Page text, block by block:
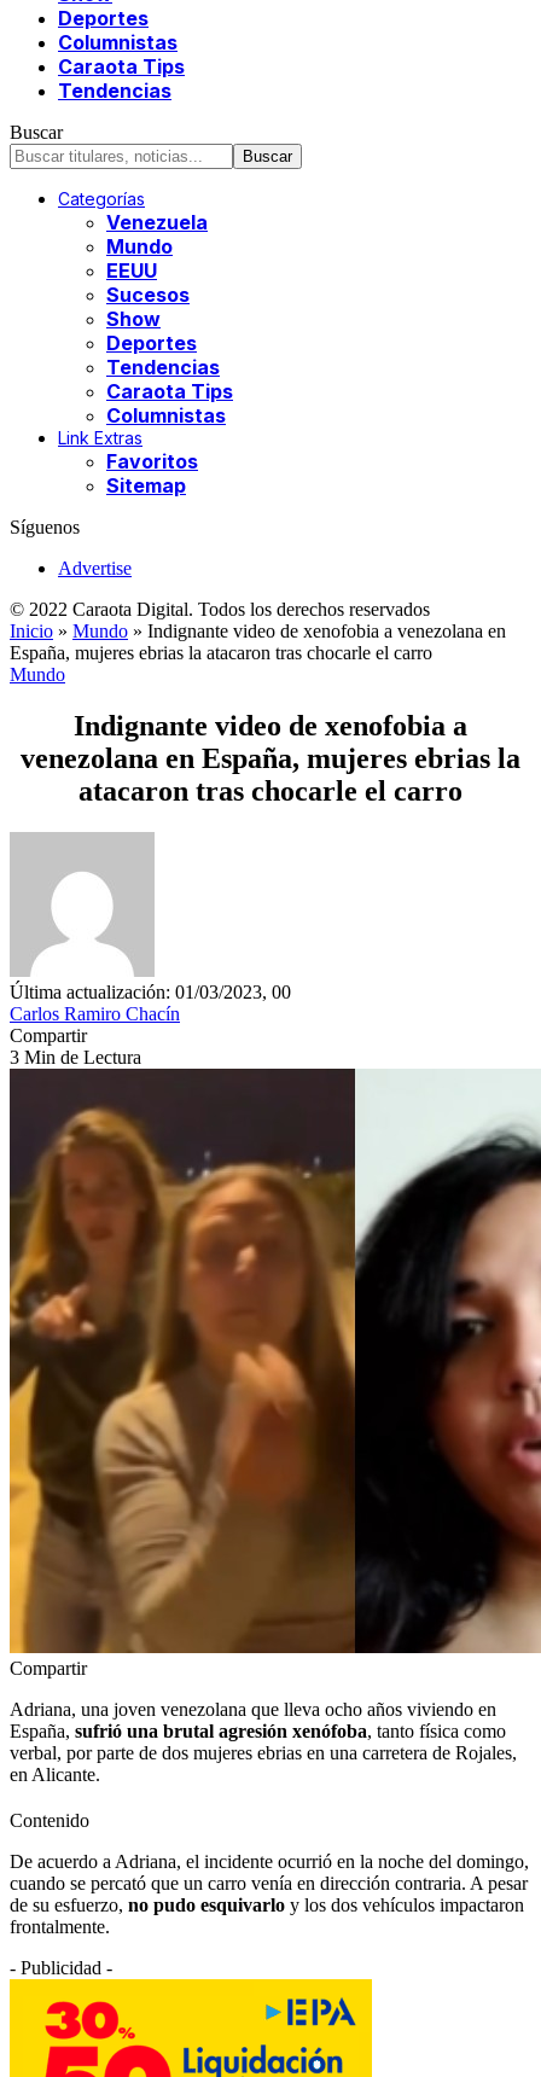
Deportes
Columnistas
Caraota Tips
Tendencias
Buscar
Categorías
Venezuela
Mundo
EEUU
Sucesos
Show
Deportes
Tendencias
Caraota Tips
Columnistas
Link Extras
Favoritos
Sitemap
Síguenos
Advertise
© 2022 Caraota Digital. Todos los derechos reservados
Inicio » Mundo » Indignante video de xenofobia a venezolana en
España, mujeres ebrias la atacaron tras chocarle el carro
Mundo
Indignante video de xenofobia a
venezolana en España, mujeres ebrias la
atacaron tras chocarle el carro
Última actualización: 01/03/2023, 00
Carlos Ramiro Chacín
Compartir
3 Min de Lectura
Compartir
Adriana, una joven venezolana que lleva ocho años viviendo en
España, sufrió una brutal agresión xenófoba, tanto física como
verbal, por parte de dos mujeres ebrias en una carretera de Rojales,
en Alicante.
Contenido
De acuerdo a Adriana, el incidente ocurrió en la noche del domingo,
cuando se percató que un carro venía en dirección contraria. A pesar
de su esfuerzo, no pudo esquivarlo y los dos vehículos impactaron
frontalmente.
- Publicidad -